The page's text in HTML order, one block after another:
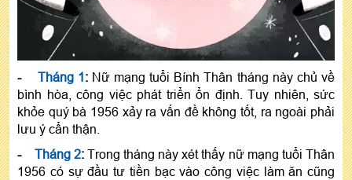
- Tháng 1: Nữ mạng tuổi Bính Thân tháng này chủ về
bình hòa, công việc phát triển ổn định. Tuy nhiên, sức
khỏe quý bà 1956 xảy ra vấn đề không tốt, ra ngoài phải
lưu ý cẩn thận.
- Tháng 2:Trong tháng này xét thấy nữ mạng tuổi Thân
1956 có sự đầu tư tiền bạc vào công việc làm ăn cũng